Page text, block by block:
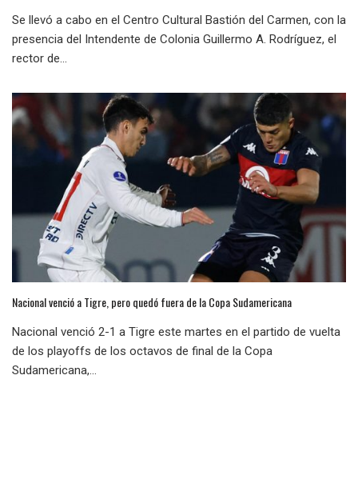
Se llevó a cabo en el Centro Cultural Bastión del Carmen, con la
presencia del Intendente de Colonia Guillermo A. Rodríguez, el
rector de...
Nacional venció a Tigre, pero quedó fuera de la Copa Sudamericana
Nacional venció 2-1 a Tigre este martes en el partido de vuelta
de los playoffs de los octavos de final de la Copa
Sudamericana,...